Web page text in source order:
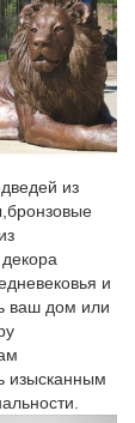
Купить.
символ
знаков,
того,
Купить или
из
и
ваш дом или
изысканным